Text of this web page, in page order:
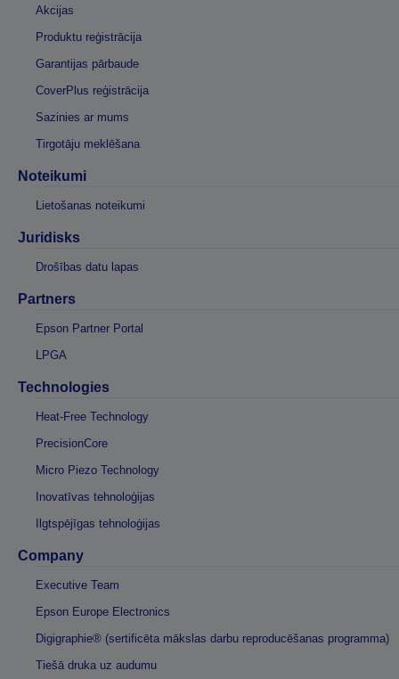
Akcijas
Produktu reģistrācija
Garantijas pārbaude
CoverPlus reģistrācija
Sazinies ar mums
Tirgotāju meklēšana
Noteikumi
Lietošanas noteikumi
Juridisks
Drošības datu lapas
Partners
Epson Partner Portal
LPGA
Technologies
Heat-Free Technology
PrecisionCore
Micro Piezo Technology
Inovatīvas tehnoloģijas
Ilgtspējīgas tehnoloģijas
Company
Executive Team
Epson Europe Electronics
Digigraphie® (sertificēta mākslas darbu reproducēšanas programma)
Tiešā druka uz audumu